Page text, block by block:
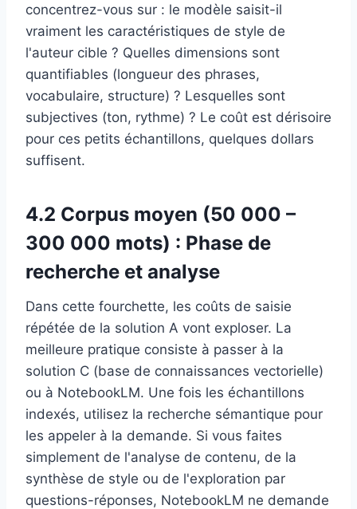
concentrez-vous sur : le modèle saisit-il
vraiment les caractéristiques de style de
l'auteur cible ? Quelles dimensions sont
quantifiables (longueur des phrases,
vocabulaire, structure) ? Lesquelles sont
subjectives (ton, rythme) ? Le coût est dérisoire
pour ces petits échantillons, quelques dollars
suffisent.
4.2 Corpus moyen (50 000 –
300 000 mots) : Phase de
recherche et analyse
Dans cette fourchette, les coûts de saisie
répétée de la solution A vont exploser. La
meilleure pratique consiste à passer à la
solution C (base de connaissances vectorielle)
ou à NotebookLM. Une fois les échantillons
indexés, utilisez la recherche sémantique pour
les appeler à la demande. Si vous faites
simplement de l'analyse de contenu, de la
synthèse de style ou de l'exploration par
questions-réponses, NotebookLM ne demande